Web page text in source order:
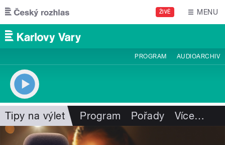
Přejít k hlavnímu obsahu
ŽIVĚ MENU
PROGRAM AUDIOARCHIV
Tipy na výlet Program Pořady Více…